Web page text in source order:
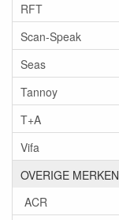
RFT
Scan-Speak
Seas
Tannoy
T+A
Vifa
OVERIGE MERKEN
ACR